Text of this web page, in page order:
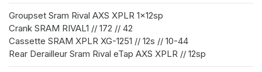
Groupset Sram Rival AXS XPLR 1x12sp
Crank SRAM RIVAL1 // 172 // 42
Cassette SRAM XPLR XG-1251 // 12s // 10-44
Rear Derailleur Sram Rival eTap AXS XPLR // 12sp